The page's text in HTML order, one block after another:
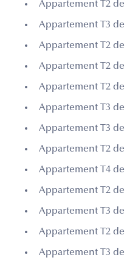
Appartement T2 de
Appartement T3 de
Appartement T2 de
Appartement T2 de
Appartement T2 de
Appartement T3 de
Appartement T3 de
Appartement T2 de
Appartement T4 de
Appartement T2 de
Appartement T3 de
Appartement T2 de
Appartement T3 de